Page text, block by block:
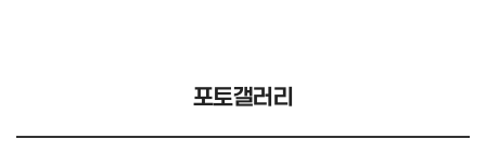
포토갤러리